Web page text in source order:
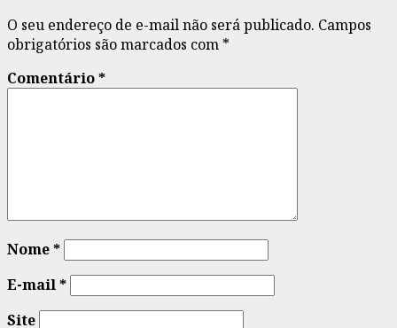
O seu endereço de e-mail não será publicado. Campos
obrigatórios são marcados com *
Comentário*
Nome*
E-mail*
Site